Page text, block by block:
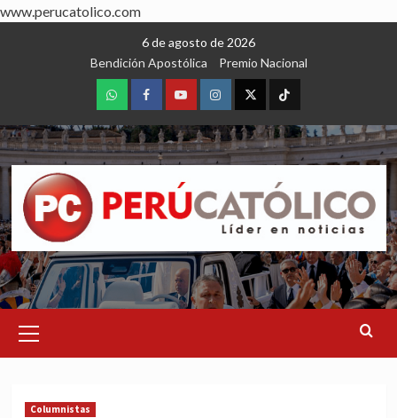
www.perucatolico.com
6 de agosto de 2026
Bendición Apostólica
Premio Nacional
WhatsAppFacebookYoutubeInstagram
X TikTok
Menu
Columnistas